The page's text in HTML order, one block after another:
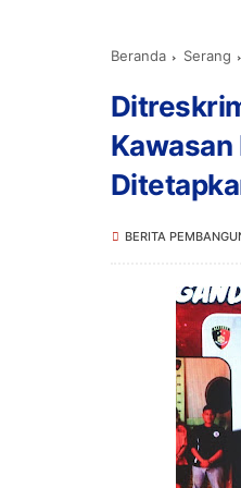
Beranda Serang
Kawasan
BERITA